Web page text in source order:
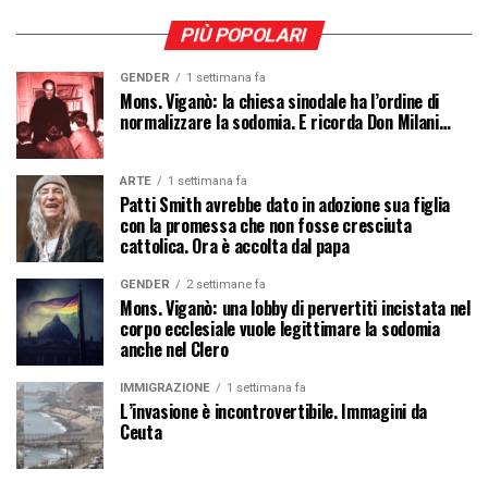
PIÙ POPOLARI
GENDER 1 settimana fa
Mons. Viganò: la chiesa sinodale ha l’ordine di
normalizzare la sodomia. E ricorda Don Milani…
ARTE 1 settimana fa
Patti Smith avrebbe dato in adozione sua figlia
con la promessa che non fosse cresciuta
cattolica. Ora è accolta dal papa
GENDER 2 settimane fa
Mons. Viganò: una lobby di pervertiti incistata nel
corpo ecclesiale vuole legittimare la sodomia
anche nel Clero
IMMIGRAZIONE 1 settimana fa
L’invasione è incontrovertibile. Immagini da
Ceuta